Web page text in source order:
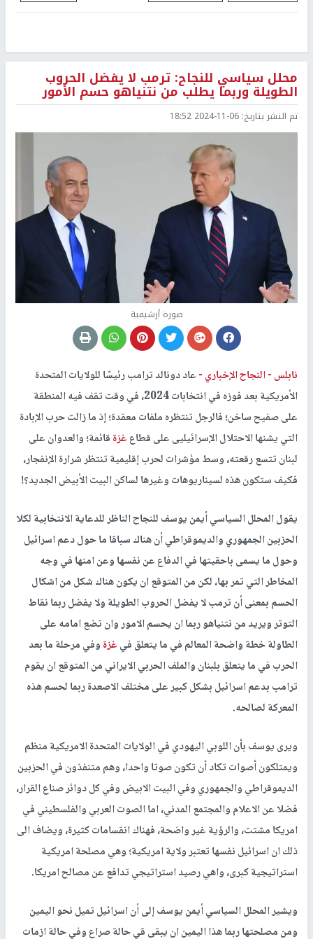
محلل سياسي للنجاح: ترمب لا يفضل الحروب
الطويلة وربما يطلب من نتنياهو حسم الأمور
تم النشر بتاريخ: 2024-11-06 18:52
صورة أرشيفية
نابلس -النجاح الإخباري -عاد دونالد ترامب رئيسًا للولايات المتحدة
الأمريكية بعد فوزه في انتخابات 2024، في وقت تقف فيه المنطقة
على صفيح ساخن؛ فالرجل تنتظره ملفات معقدة؛ إذ ما زالت حرب الإبادة
التي يشنها الاحتلال الإسرائيليى على قطاعغزةقائمة؛ والعدوان على
لبنان تتسع رقعته، وسط مؤشرات لحرب إقليمية تنتظر شرارة الإنفجار،
فكيف ستكون هذه لسيناريوهات وغيرها لساكن البيت الأبيض الجديد؟!
يقول المحلل السياسي أيمن يوسف للنجاح الناظر للدعاية الانتخابية لكلا
الحزبين الجمهوري والديموقراطي أن هناك سباقا ما حول دعم اسرائيل
وحول ما يسمى باحقيتها في الدفاع عن نفسها وعن امنها في وجه
المخاطر التي تمر بها، لكن من المتوقع ان يكون هناك شكل من اشكال
الحسم بمعنى أن ترمب لا يفضل الحروب الطويلة ولا يفضل ربما نقاط
التوتر ويريد من نتنياهو ربما ان يحسم الامور وان تضع امامه على
الطاولة خطة واضحة المعالم في ما يتعلق فيغزةوفي مرحلة ما بعد
الحرب في ما يتعلق بلبنان والملف الحربي الايراني من المتوقع ان يقوم
ترامب بدعم اسرائيل بشكل كبير على مختلف الاصعدة ربما لحسم هذه
المعركة لصالحه.
ويرى يوسف بأن اللوبي اليهودي في الولايات المتحدة الامريكية منظم
ويمتلكون أصوات تكاد أن تكون صوتا واحدا، وهم متنفذون في الحزبين
الديموقراطي والجمهوري وفي البيت الابيض وفي كل دوائر صناع القرار،
فضلا عن الاعلام والمجتمع المدني، اما الصوت العربي والفلسطيني في
امريكا مشتت، والرؤية غير واضحة، فهناك انقسامات كثيرة، ويضاف الى
ذلك ان اسرائيل نفسها تعتبر ولاية امريكية؛ وهي مصلحة امريكية
استراتيجية كبرى، واهي رصيد استراتيجي تدافع عن مصالح امريكا.
ويشير المحلل السياسي أيمن يوسف إلى أن اسرائيل تميل نحو اليمين
ومن مصلحتها ربما هذا اليمين ان يبقى قي حالة صراع وفي حالة ازمات